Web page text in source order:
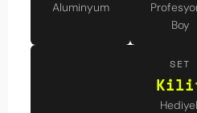
Aluminyum
Boy
SET